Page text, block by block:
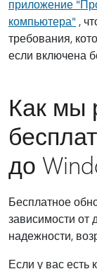
приложение
компьютера" ,
требования,
если включена
Как мы
до
Бесплатное
зависимости от
надежности,
Если у вас есть